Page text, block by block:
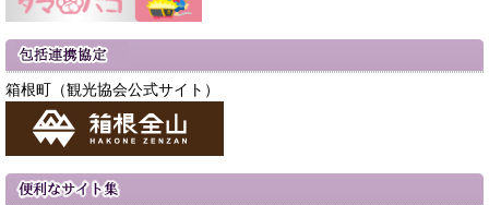
箱根町（観光協会公式サイト）